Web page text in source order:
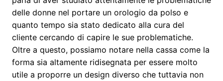
delle donne nel portare un orologio da polso e
quanto tempo sia stato dedicato alla cura del
cliente cercando di capire le sue problematiche.
Oltre a questo, possiamo notare nella cassa come la
forma sia altamente ridisegnata per essere molto
utile a proporre un design diverso che tuttavia non